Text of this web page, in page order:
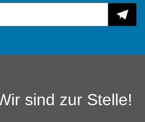
sind zur Stelle!